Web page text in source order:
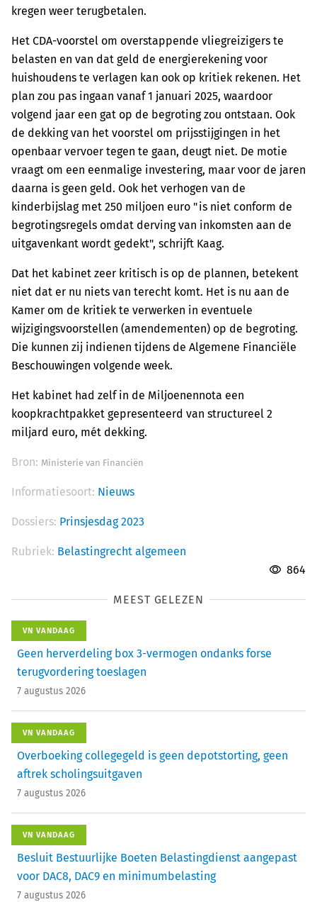
kregen weer terugbetalen.
Het CDA-voorstel om overstappende vliegreizigers te
belasten en van dat geld de energierekening voor
huishoudens te verlagen kan ook op kritiek rekenen. Het
plan zou pas ingaan vanaf 1 januari 2025, waardoor
volgend jaar een gat op de begroting zou ontstaan. Ook
de dekking van het voorstel om prijsstijgingen in het
openbaar vervoer tegen te gaan, deugt niet. De motie
vraagt om een eenmalige investering, maar voor de jaren
daarna is geen geld. Ook het verhogen van de
kinderbijslag met 250 miljoen euro "is niet conform de
begrotingsregels omdat derving van inkomsten aan de
uitgavenkant wordt gedekt", schrijft Kaag.
Dat het kabinet zeer kritisch is op de plannen, betekent
niet dat er nu niets van terecht komt. Het is nu aan de
Kamer om de kritiek te verwerken in eventuele
wijzigingsvoorstellen (amendementen) op de begroting.
Die kunnen zij indienen tijdens de Algemene Financiële
Beschouwingen volgende week.
Het kabinet had zelf in de Miljoenennota een
koopkrachtpakket gepresenteerd van structureel 2
miljard euro, mét dekking.
Bron: Ministerie van Financiën
Informatiesoort: Nieuws
Dossiers: Prinsjesdag 2023
Rubriek: Belastingrecht algemeen
864
MEEST GELEZEN
VN VANDAAG
Geen herverdeling box 3-vermogen ondanks forse
terugvordering toeslagen
7 augustus 2026
VN VANDAAG
Overboeking collegegeld is geen depotstorting, geen
aftrek scholingsuitgaven
7 augustus 2026
VN VANDAAG
Besluit Bestuurlijke Boeten Belastingdienst aangepast
voor DAC8, DAC9 en minimumbelasting
7 augustus 2026